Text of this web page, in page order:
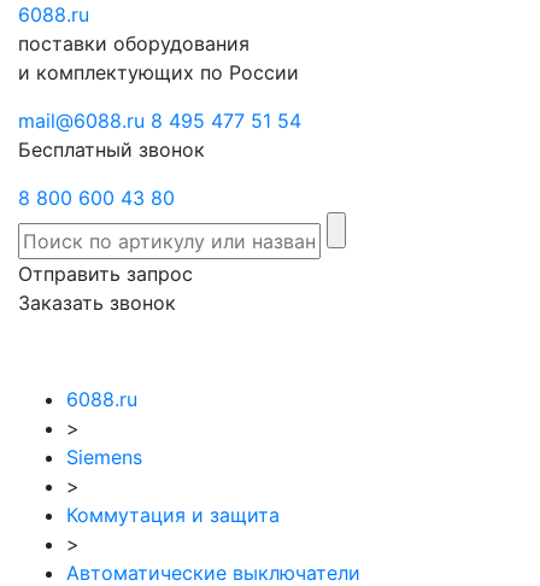
6088.ru
поставки оборудования
и комплектующих по России
mail@6088.ru 8 495 477 51 54
Бесплатный звонок
8 800 600 43 80
Отправить запрос
Заказать звонок
6088.ru
>
Siemens
>
Коммутация и защита
>
Автоматические выключатели
Отправить
запрос
звонок